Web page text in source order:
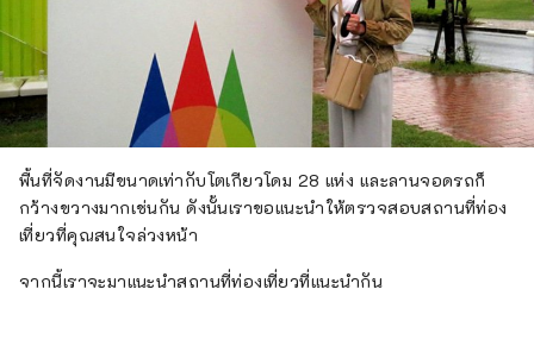
พื้นที่จัดงานมีขนาดเท่ากับโตเกียวโดม 28 แห่ง และลานจอดรถก็
กว้างขวางมากเช่นกัน ดังนั้นเราขอแนะนำให้ตรวจสอบสถานที่ท่อง
เที่ยวที่คุณสนใจล่วงหน้า
จากนี้เราจะมาแนะนำสถานที่ท่องเที่ยวที่แนะนำกัน